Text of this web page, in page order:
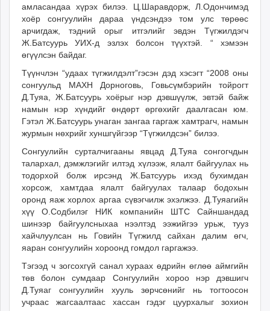
амласандаа хүрэх билээ. Ц.Шаравдорж, Л.Одончимэд
хоёр сонгуулийн дараа үндсэндээ том улс төрөөс
арчигдаж, тэдний орыг итгэлийг эвдэн Түгжилдэгч
Ж.Батсуурь УИХ-д эзлэх болсон түүхтэй. “ хэмээн
өгүүлсэн байдаг.
Түүнчлэн “удаах түгжилдэлт”гэсэн дэд хэсэгт “2008 оны
сонгуульд МАХН Дорноговь, Говьсүмбэрийн тойрогт
Д.Туяа, Ж.Батсуурь хоёрыг нэр дэвшүүлж, эвтэй байж
намын нэр хүндийг өндөрт өргөхийг даалгасан юм.
Гэтэл Ж.Батсуурь унаган зангаа гаргаж хамтрагч, намын
журмын нөхрийг хуншгүйгээр “Түгжилдсэн” билээ.
Сонгуулийн сурталчигааны явцад Д.Туяа сонгогчдын
талархал, дэмжлэгийг илтэд хүлээж, ялалт байгуулах нь
тодорхой болж ирсэнд Ж.Батсуурь ихэд бухимдан
хорсож, хамтдаа ялалт байгуулах талаар бодохын
оронд яаж хорлох аргаа сүвэгчилж эхэлжээ. Д.Туяагийн
хүү О.Содбилэг НИК компанийн ШТС Сайншандад
шинээр байгуулсныхаа нээлтэд ээжийгээ урьж, тууз
хайчлуулсан нь Говийн Түгжилд сайхан далим өгч,
яаран сонгуулийн хороонд гомдол гаргажээ.
Тэгээд ч зогсохгүй санал хураах өдрийн өглөө аймгийн
төв болон сумдаар Сонгуулийн хороо нэр дэвшигч
Д.Туяаг сонгуулийн хууль зөрчсөнийг нь тогтоосон
учраас жагсаалтаас хассан гэдэг цуурхалыг зохион